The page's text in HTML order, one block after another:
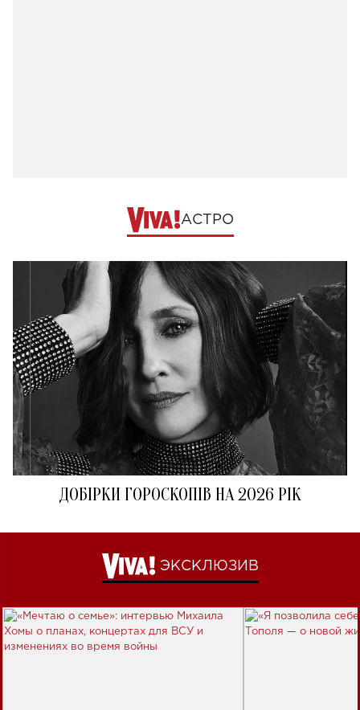
АСТРО
ДОБІРКИ ГОРОСКОПІВ НА 2026 РІК
ЭКСКЛЮЗИВ